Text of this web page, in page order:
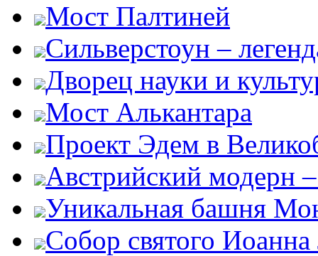
Мост Палтиней
Сильверстоун –
Дворец науки и
Мост Алькантара
Проект Эдем в
Австрийский модерн
Уникальная башня
Собор святого Иоанна